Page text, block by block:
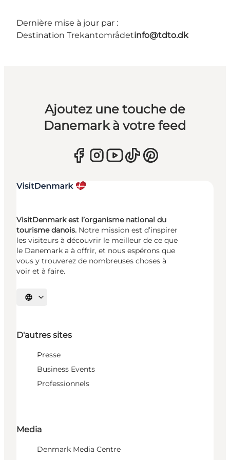
Dernière mise à jour par :
Destination Trekantområdetinfo@tdto.dk
Ajoutez une touche de
Danemark à votre feed
VisitDenmark est l’organisme national du
tourisme danois. Notre mission est d’inspirer
les visiteurs à découvrir le meilleur de ce que
le Danemark a à offrir, et nous espérons que
vous y trouverez de nombreuses choses à
voir et à faire.
Choisissez la langue
D'autres sites
Presse
Business Events
Professionnels
Media
Denmark Media Centre